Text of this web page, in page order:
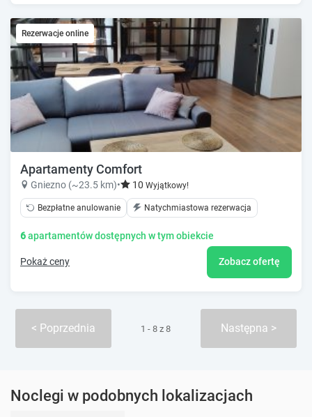
Rezerwacje online
Apartamenty Comfort
Gniezno (~23.5 km)• 10 Wyjątkowy!
Bezpłatne anulowanie Natychmiastowa rezerwacja
6apartamentów dostępnych w tym obiekcie
Pokaż ceny Zobacz ofertę
Poprzednia 1 - 8 z 8 Następna
Noclegi w podobnych lokalizacjach